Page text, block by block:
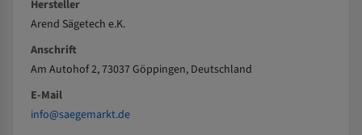
Hersteller
Arend Sägetech e.K.
Anschrift
Am Autohof 2, 73037 Göppingen, Deutschland
E-Mail
info@saegemarkt.de